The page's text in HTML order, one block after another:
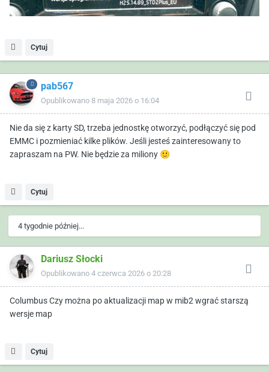
Cytuj
pab567
Opublikowano 8 maja 2026 o 16:04
Nie da się z karty SD, trzeba jednostkę otworzyć, podłączyć się pod
EMMC i pozmieniać kilke plików. Jeśli jesteś zainteresowany to
zapraszam na PW. Nie będzie za miliony 🙂
Cytuj
4 tygodnie później...
Dariusz Słocki
Opublikowano 4 czerwca 2026 o 20:28
Columbus Czy można po aktualizacji map w mib2 wgrać starszą
wersje map
Cytuj